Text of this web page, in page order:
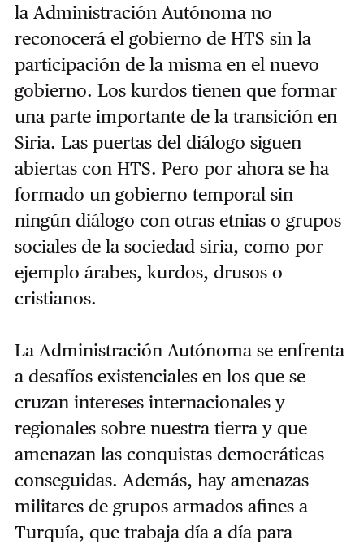
la Administración Autónoma no
reconocerá el gobierno de HTS sin la
participación de la misma en el nuevo
gobierno. Los kurdos tienen que formar
una parte importante de la transición en
Siria. Las puertas del diálogo siguen
abiertas con HTS. Pero por ahora se ha
formado un gobierno temporal sin
ningún diálogo con otras etnias o grupos
sociales de la sociedad siria, como por
ejemplo árabes, kurdos, drusos o
cristianos.
La Administración Autónoma se enfrenta
a desafíos existenciales en los que se
cruzan intereses internacionales y
regionales sobre nuestra tierra y que
amenazan las conquistas democráticas
conseguidas. Además, hay amenazas
militares de grupos armados afines a
Turquía, que trabaja día a día para